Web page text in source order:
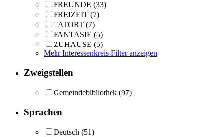
FREUNDE (33)
FREIZEIT (7)
TATORT (7)
FANTASIE (5)
ZUHAUSE (5)
Mehr Interessenkreis-Filter anzeigen
Zweigstellen
Gemeindebibliothek (97)
Sprachen
Deutsch (51)